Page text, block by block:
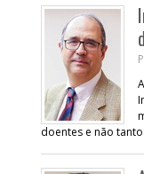
doentes e não